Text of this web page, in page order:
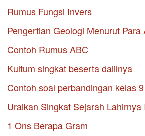
Rumus Fungsi Invers
Pengertian Geologi Menurut Para
Contoh Rumus ABC
Kultum singkat beserta dalilnya
Contoh soal perbandingan kelas 9
Uraikan Singkat Sejarah Lahirnya
1 Ons Berapa Gram